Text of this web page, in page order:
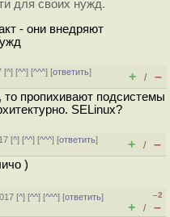
для своих нужд.
- они внедряют
[^] [^^] [^^^] [ответить]
+ / –
то пропихивают подсистемы
SELinux?
[^] [^^] [^^^] [ответить]
+ / –
)
[^] [^^] [^^^] [ответить]
–2
+ / –